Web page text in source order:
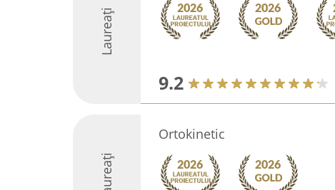
Laureați
9.2
Laureați
Ortokinetic